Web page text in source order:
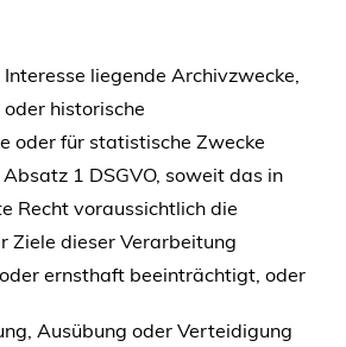
liegende Archivzwecke,
historische
oder für statistische Zwecke
1 DSGVO, soweit das in
Recht voraussichtlich die
Ziele dieser Verarbeitung
ernsthaft beeinträchtigt, oder
Ausübung oder Verteidigung